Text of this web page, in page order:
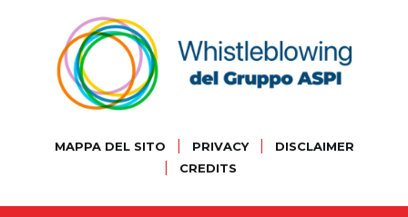
MAPPA DEL SITO PRIVACY DISCLAIMER
CREDITS